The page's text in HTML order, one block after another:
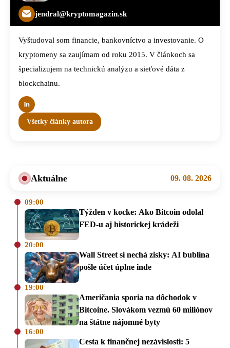
jendral@kryptomagazin.sk
Vyštudoval som financie, bankovníctvo a investovanie. O
kryptomeny sa zaujímam od roku 2015. V článkoch sa
špecializujem na technickú analýzu a sieťové dáta z
blockchainu.
Všetky články autora
Aktuálne 09. 08. 2026
09:00
Týžden v kocke: Ako Bitcoin odolal
FED-u aj historickej krádeži
20:00
Wall Street si nechá zisky: AI bublina
pošle účet úplne inde
19:00
Američania sporia na dôchodok v
Bitcoine. Slovákom vezmú 60 miliónov
na štátne nájomné byty
16:00
Cesta k finančnej nezávislosti: 5